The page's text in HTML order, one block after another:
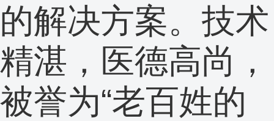
的解决方案。技术
精湛，医德高尚，
被誉为“老百姓的